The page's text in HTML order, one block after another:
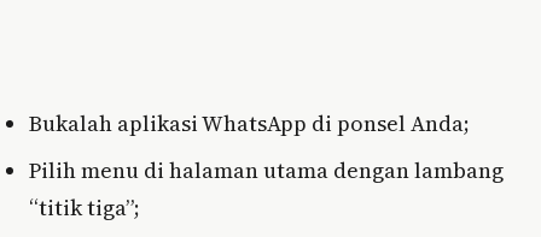
Bukalah aplikasi WhatsApp di ponsel Anda;
Pilih menu di halaman utama dengan lambang
“titik tiga”;